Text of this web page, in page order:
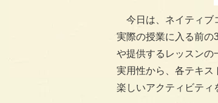
今日は、ネイティブ
実際の授業に入る前の
や提供するレッスンの
実用性から、各テキス
楽しいアクティビティ